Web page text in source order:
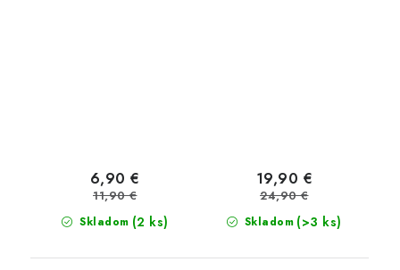
Skladom (2 ks)
6,90 €
11,90 €
Skladom (>3 ks)
19,90 €
24,90 €